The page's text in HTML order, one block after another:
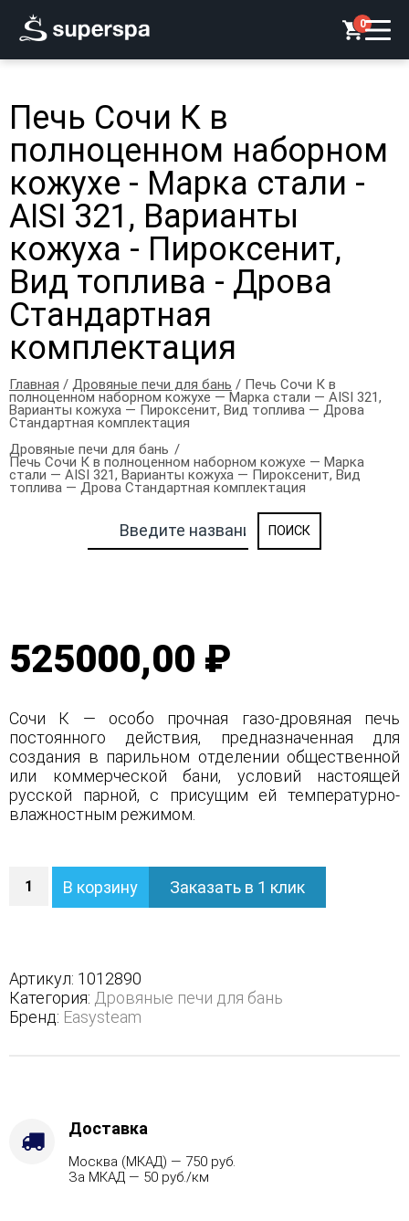
0
Печь Сочи К в
полноценном наборном
кожухе - Марка стали -
AISI 321, Варианты
кожуха - Пироксенит,
Вид топлива - Дрова
Стандартная
комплектация
Главная / Дровяные печи для бань / Печь Сочи К в
полноценном наборном кожухе — Марка стали — AISI 321,
Варианты кожуха — Пироксенит, Вид топлива — Дрова
Стандартная комплектация
Дровяные печи для бань
Печь Сочи К в полноценном наборном кожухе — Марка
стали — AISI 321, Варианты кожуха — Пироксенит, Вид
топлива — Дрова Стандартная комплектация
525000,00 ₽
Сочи К — особо прочная газо-дровяная печь
постоянного действия, предназначенная для
создания в парильном отделении общественной
или коммерческой бани, условий настоящей
русской парной, с присущим ей температурно-
влажностным режимом.
Печь
полноценном
наборном
кожухе
-
Варианты
В корзину Заказать в 1 клик
Артикул: 1012890
Категория: Дровяные печи для бань
Бренд: Easysteam
Доставка
Москва (МКАД) — 750 руб.
За МКАД — 50 руб./км